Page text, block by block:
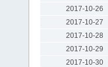
2017-10-26
2017-10-27
2017-10-28
2017-10-29
2017-10-30